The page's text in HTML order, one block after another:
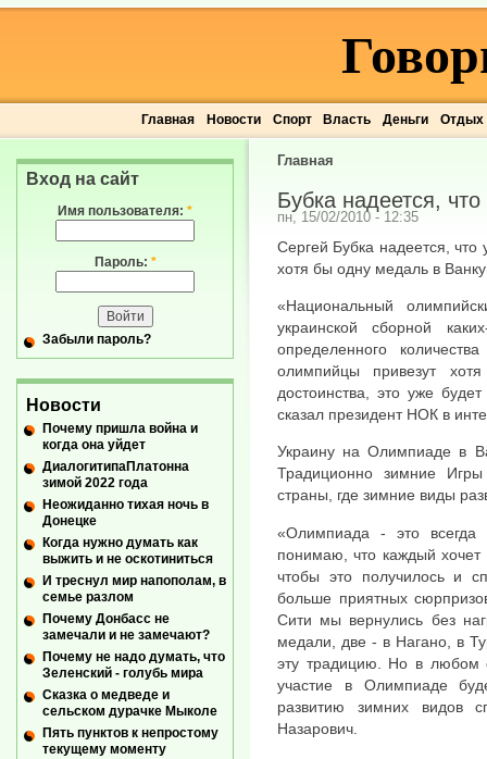
Главная Новости Спорт Власть Деньги Отдых
Главная
Бубка надеется,
пн, 15/02/2010 - 12:35
Сергей Бубка надеется, что
хотя бы одну медаль в
«Национальный
украинской сборной
определенного
олимпийцы привезут
достоинства, это уже
сказал президент НОК в
Украину на Олимпиаде в
Традиционно зимние
страны, где зимние виды
«Олимпиада - это всегда
понимаю, что каждый хочет
чтобы это получилось и
больше приятных
Сити мы вернулись без
медали, две - в Нагано, в
эту традицию. Но в любом
участие в Олимпиаде
развитию зимних видов
Назарович.
Вход на сайт
Имя пользователя: *
Пароль: *
Забыли пароль?
Новости
Почему пришла война и
когда она уйдет
ДиалогитипаПлатонна
зимой 2022 года
Неожиданно тихая ночь в
Донецке
Когда нужно думать как
выжить и не оскотиниться
И треснул мир напополам, в
семье разлом
Почему Донбасс не
замечали и не замечают?
Почему не надо думать, что
Зеленский - голубь мира
Сказка о медведе и
сельском дурачке Мыколе
Пять пунктов к непростому
текущему моменту